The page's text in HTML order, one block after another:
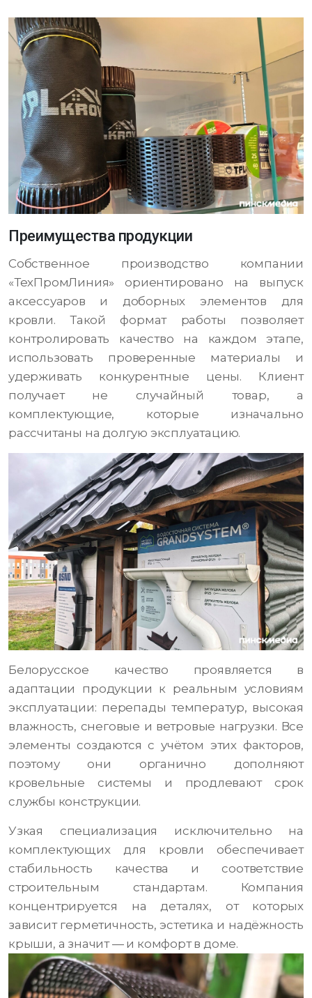
Преимущества продукции
Собственное производство компании
«ТехПромЛиния» ориентировано на выпуск
аксессуаров и доборных элементов для
кровли. Такой формат работы позволяет
контролировать качество на каждом этапе,
использовать проверенные материалы и
удерживать конкурентные цены. Клиент
получает не случайный товар, а
комплектующие, которые изначально
рассчитаны на долгую эксплуатацию.
Белорусское качество проявляется в
адаптации продукции к реальным условиям
эксплуатации: перепады температур, высокая
влажность, снеговые и ветровые нагрузки. Все
элементы создаются с учётом этих факторов,
поэтому они органично дополняют
кровельные системы и продлевают срок
службы конструкции.
Узкая специализация исключительно на
комплектующих для кровли обеспечивает
стабильность качества и соответствие
строительным стандартам. Компания
концентрируется на деталях, от которых
зависит герметичность, эстетика и надёжность
крыши, а значит — и комфорт в доме.